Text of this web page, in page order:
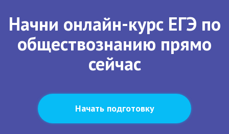
Начни онлайн-курс ЕГЭ по
обществознанию прямо
сейчас
Начать подготовку